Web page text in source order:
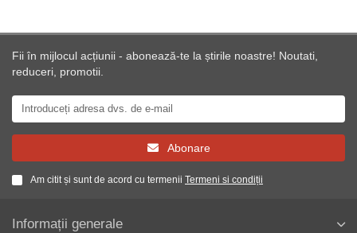
Fii în mijlocul acțiunii - abonează-te la știrile noastre! Noutati,
reduceri, promotii.
Abonare
Am citit și sunt de acord cu termenii Termeni si condiții
Informații generale